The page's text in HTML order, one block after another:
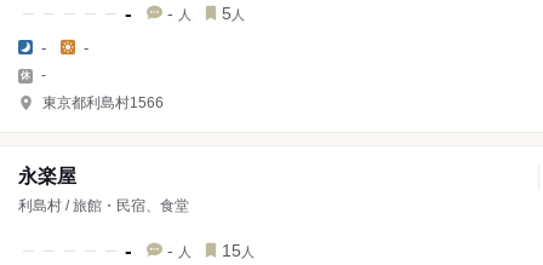
- - 人 5 人
- -
-
東京都利島村1566
永楽屋
利島村 / 旅館・民宿、食堂
- - 人 15 人